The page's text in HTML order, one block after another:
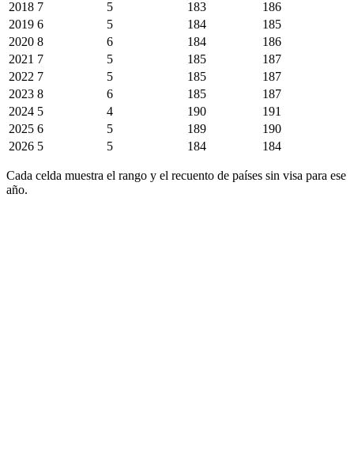
2018 7 5 183
186
2019 6 5 184
185
2020 8 6 184
186
2021 7 5 185
187
2022 7 5 185
187
2023 8 6 185
187
2024 5 4 190
191
2025 6 5 189
190
2026 5 5 184 184
Cada celda muestra el rango y el recuento de países sin visa para ese
año.